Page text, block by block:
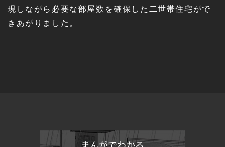
現しながら必要な部屋数を確保した二世帯住宅がで
きあがりました。